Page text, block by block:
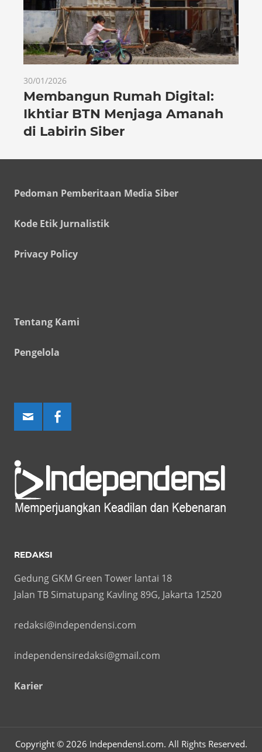
30/01/2026
Membangun Rumah Digital:
Ikhtiar BTN Menjaga Amanah
di Labirin Siber
Pedoman Pemberitaan Media Siber
Kode Etik Jurnalistik
Privacy Policy
Tentang Kami
Pengelola
REDAKSI
Gedung GKM Green Tower lantai 18
Jalan TB Simatupang Kavling 89G, Jakarta 12520
redaksi@independensi.com
independensiredaksi@gmail.com
Karier
Copyright © 2026 IndependensI.com. All Rights Reserved.